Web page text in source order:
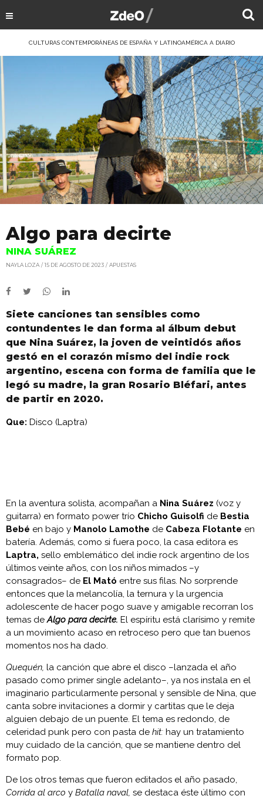
CULTURAS CONTEMPORÁNEAS DE ESPAÑA Y LATINOAMÉRICA A DIARIO
Algo para decirte
NINA SUÁREZ
NAYLA LOZA 15 DE AGOSTO DE 2023 APUESTAS
Siete canciones tan sensibles como
contundentes le dan forma al álbum debut
que Nina Suárez, la joven de veintidós años
gestó en el corazón mismo del indie rock
argentino, escena con forma de familia que le
legó su madre, la gran Rosario Bléfari, antes
de partir en 2020.
Que: Disco (Laptra)
En la aventura solista, acompañan a Nina Suárez (voz y
guitarra) en formato power trío Chicho Guisolfi de Bestia
Bebé en bajo y Manolo Lamothe de Cabeza Flotante en
batería. Además, como si fuera poco, la casa editora es
Laptra, sello emblemático del indie rock argentino de los
últimos veinte años, con los niños mimados –y
consagrados– de El Mató entre sus filas. No sorprende
entonces que la melancolía, la ternura y la urgencia
adolescente de hacer pogo suave y amigable recorran los
temas deAlgo para decirte. El espíritu está clarísimo y remite
a un movimiento acaso en retroceso pero que tan buenos
momentos nos ha dado.
Quequén, la canción que abre el disco –lanzada el año
pasado como primer single adelanto–, ya nos instala en el
imaginario particularmente personal y sensible de Nina, que
canta sobre invitaciones a dormir y cartitas que le deja
alguien debajo de un puente. El tema es redondo, de
celeridad punk pero con pasta de hit: hay un tratamiento
muy cuidado de la canción, que se mantiene dentro del
formato pop.
De los otros temas que fueron editados el año pasado,
Corrida al arco y Batalla naval, se destaca éste último con